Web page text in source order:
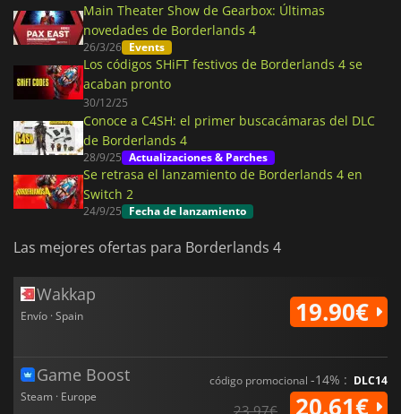
Main Theater Show de Gearbox: Últimas
novedades de Borderlands 4
26/3/26 Events
Los códigos SHiFT festivos de Borderlands 4 se
acaban pronto
30/12/25
Conoce a C4SH: el primer buscacámaras del DLC
de Borderlands 4
28/9/25 Actualizaciones & Parches
Se retrasa el lanzamiento de Borderlands 4 en
Switch 2
24/9/25 Fecha de lanzamiento
Las mejores ofertas para Borderlands 4
Wakkap
Envío · Spain 19.90€
Game Boost
Steam · Europe
código promocional -14% : DLC14
23.97€ 20.61€